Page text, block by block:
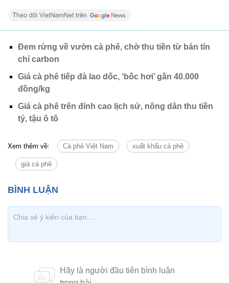
Đem rừng về vườn cà phê, chờ thu tiền từ bán tín
chỉ carbon
Giá cà phê tiếp đà lao dốc, ‘bốc hơi’ gần 40.000
đồng/kg
Giá cà phê trên đỉnh cao lịch sử, nông dân thu tiền
tỷ, tậu ô tô
Xem thêm về: Cà phê Việt Nam xuất khẩu cà phê
giá cà phê